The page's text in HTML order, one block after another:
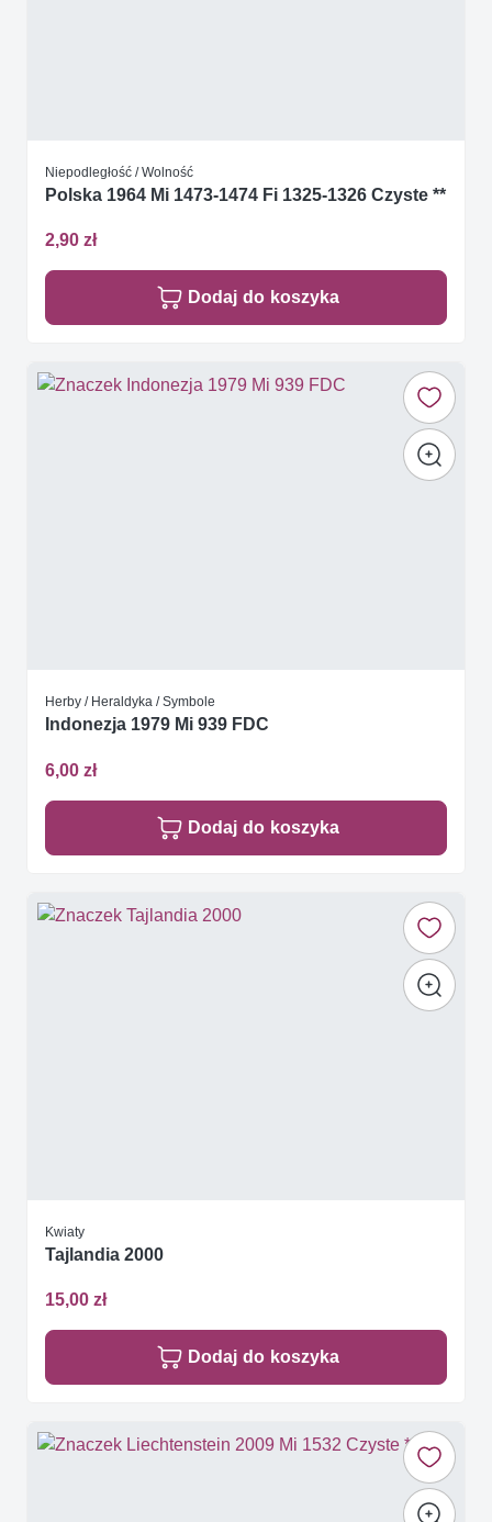
Niepodległość / Wolność
Polska 1964 Mi 1473-1474 Fi 1325-1326 Czyste **
2,90 zł
Dodaj do koszyka
Herby / Heraldyka / Symbole
Indonezja 1979 Mi 939 FDC
6,00 zł
Dodaj do koszyka
Kwiaty
Tajlandia 2000
15,00 zł
Dodaj do koszyka